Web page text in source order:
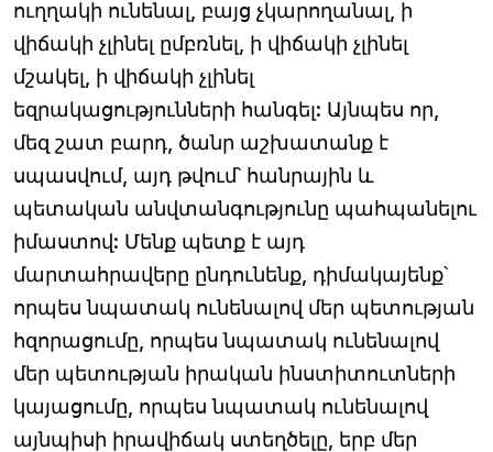
ուղղակի ունենալ, բայց չկարողանալ, ի
վիճակի չլինել ըմբռնել, ի վիճակի չլինել
մշակել, ի վիճակի չլինել
եզրակացությունների հանգել: Այնպես որ,
մեզ շատ բարդ, ծանր աշխատանք է
սպասվում, այդ թվում՝ հանրային և
պետական անվտանգությունը պահպանելու
իմաստով: Մենք պետք է այդ
մարտահրավերը ընդունենք, դիմակայենք՝
որպես նպատակ ունենալով մեր պետության
հզորացումը, որպես նպատակ ունենալով
մեր պետության իրական ինստիտուտների
կայացումը, որպես նպատակ ունենալով
այնպիսի իրավիճակ ստեղծելը, երբ մեր